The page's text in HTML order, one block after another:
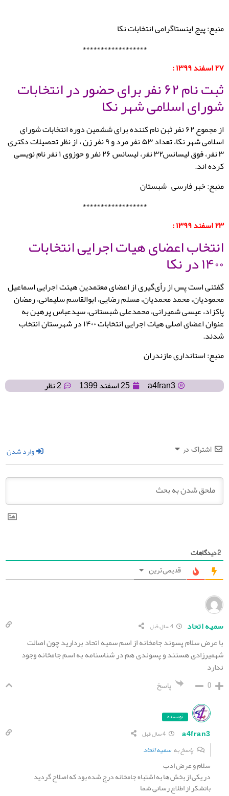
منبع: پیج اینستاگرامی انتخابات نکا
******************
۲۷ اسفند ۱۳۹۹ :
ثبت نام ۶۲ نفر برای حضور در انتخابات
شورای اسلامی شهر نکا
از مجموع ۶۲ نفر ثبن نام کننده برای ششمین دوره انتخابات شورای
اسلامی شهر نکا، تعداد ۵۳ نفر مرد و ۹ نفر زن ، از نظر تحصیلات دکتری
۳ نفر، فوق لیسانس۳۲ نفر، لیسانس ۲۶ نفر و حوزوی ۱ نفر نام نویسی
کرده اند.
منبع: خبر فارسی – شبستان
******************
۲۳ اسفند ۱۳۹۹
:
انتخاب اعضای هیات اجرایی انتخابات
۱۴۰۰ در نکا
گفتنی است پس از رأی‌گیری از اعضای معتمدین هیئت اجرایی اسماعیل
محمودیان، محمد محمدیان، مسلم رضایی، ابوالقاسم سلیمانی، رمضان
پاکزاد، عیسی شمیرانی، محمدعلی شبستانی، سیدعباس پرهین به
عنوان اعضای اصلی هیات اجرایی انتخابات ۱۴۰۰ در شهرستان انتخاب
شدند.
منبع: استانداری مازندران
a4fran3
25 اسفند 1399 2 نظر
اشتراک در وارد شدن
2دیدگاهات
قدیمی‌ترین
سمیه اتحاد
با عرض سلام پسوند جامخانه از اسم سمیه اتحاد بردارید چون اصالت
شهمیرزادی هستند و پسوندی هم در شناسنامه به اسم جامخانه وجود
ندارد
0 پاسخ
نویسنده
a4fran3
پاسخ بهسمیه اتحاد
سلام و عرض ادب
در یکی از بخش ها به اشتباه جامخانه درج شده بود که اصلاح گردید
باتشکر از اطلاع رسانی شما